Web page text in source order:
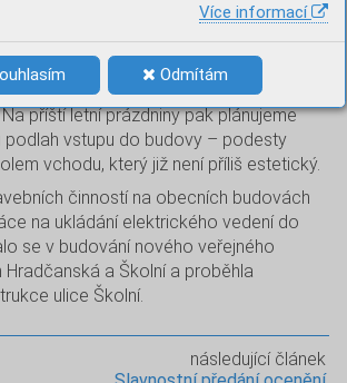
Více informací
Odmítám
práce probíhaly o prázdninách také
základní školy, kde proběhla kompletní
soustavy a výměna oken na západní
Vyměněny byly také původní dřevěné
příští letní prázdniny pak plánujeme
podlah vstupu do budovy – podesty
vchodu, který již není příliš estetický.
činností na obecních budovách
na ukládání elektrického vedení do
se v budování nového veřejného
Hradčanská a Školní a proběhla
ulice Školní.
následující článek